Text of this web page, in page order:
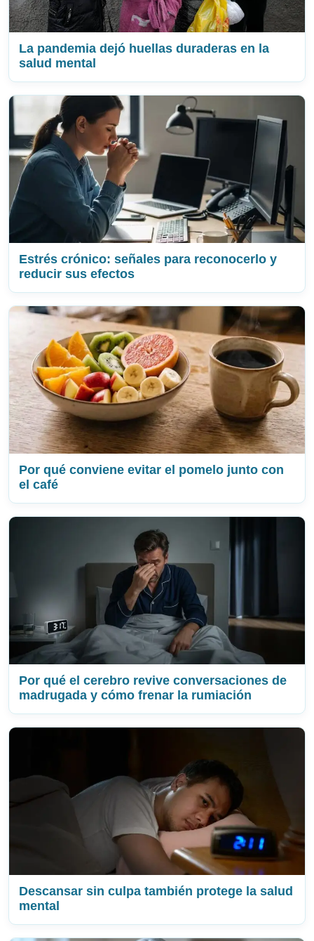
La pandemia dejó huellas duraderas en la
salud mental
Estrés crónico: señales para reconocerlo y
reducir sus efectos
Por qué conviene evitar el pomelo junto con
el café
Por qué el cerebro revive conversaciones de
madrugada y cómo frenar la rumiación
Descansar sin culpa también protege la salud
mental